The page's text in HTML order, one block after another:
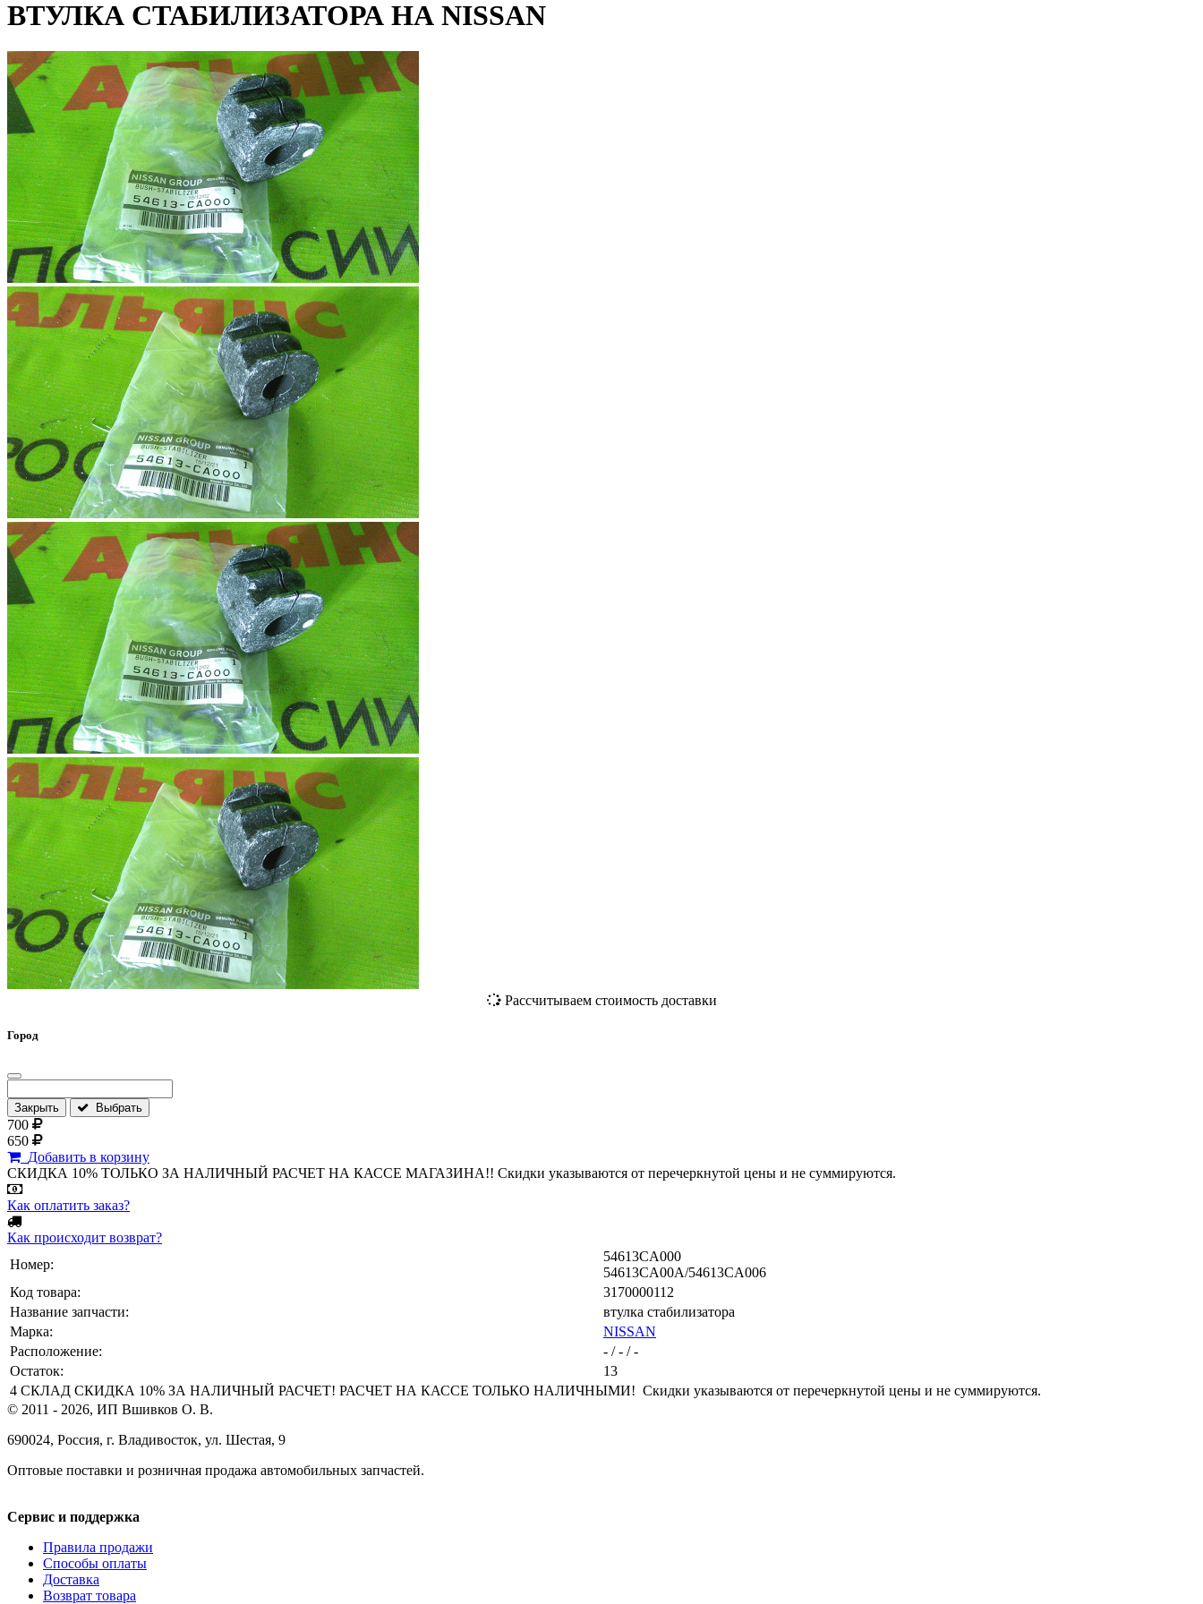
ВТУЛКА СТАБИЛИЗАТОРА НА NISSAN
Рассчитываем стоимость доставки
Город
Закрыть Выбрать
700
650
Добавить в корзину
СКИДКА 10% ТОЛЬКО ЗА НАЛИЧНЫЙ РАСЧЕТ НА КАССЕ МАГАЗИНА!! Скидки указываются от перечеркнутой цены и не суммируются.
Как оплатить заказ?
Как происходит возврат?
Номер:
54613CA000
54613CA00A/54613CA006
Код товара:
3170000112
Название запчасти:
втулка стабилизатора
Марка:
NISSAN
Расположение:
- / - / -
Остаток:
13
4 СКЛАД СКИДКА 10% ЗА НАЛИЧНЫЙ РАСЧЕТ! РАСЧЕТ НА КАССЕ ТОЛЬКО НАЛИЧНЫМИ! Скидки указываются от перечеркнутой цены и не суммируются.
© 2011 - 2026, ИП Вшивков О. В.
690024, Россия, г. Владивосток, ул. Шестая, 9
Оптовые поставки и розничная продажа автомобильных запчастей.
Сервис и поддержка
Правила продажи
Способы оплаты
Доставка
Возврат товара